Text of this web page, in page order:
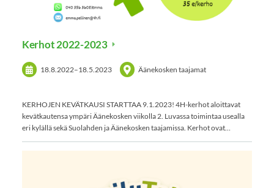
Kerhot 2022-2023
18.8.2022–18.5.2023 Äänekosken taajamat
KERHOJEN KEVÄTKAUSI STARTTAA 9.1.2023! 4H-kerhot aloittavat
kevätkautensa ympäri Äänekosken viikolla 2. Luvassa toimintaa usealla
eri kylällä sekä Suolahden ja Äänekosken taajamissa. Kerhot ovat…